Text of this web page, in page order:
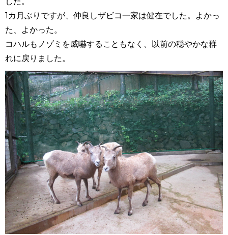
1カ月ぶりですが、仲良しザビコ一家は健在でした。よかっ
た、よかった。
コハルもノゾミを威嚇することもなく、以前の穏やかな群
れに戻りました。